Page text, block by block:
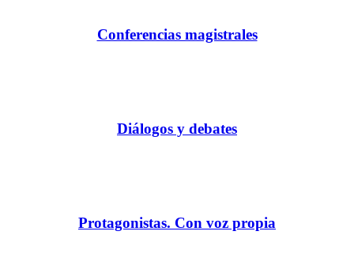
Conferencias magistrales
Diálogos y debates
Protagonistas. Con voz propia